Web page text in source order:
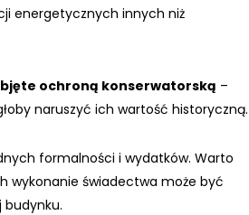
energetycznych innych niż
ochroną konserwatorską –
naruszyć ich wartość historyczną.
formalności i wydatków. Warto
wykonanie świadectwa może być